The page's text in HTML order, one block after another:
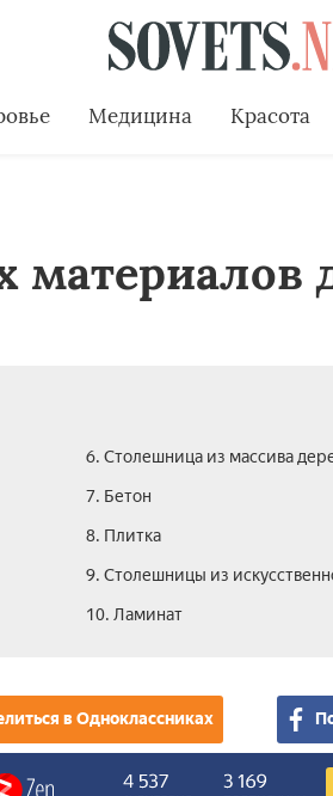
Медицина Красота
материалов
6. Столешница из массива
7. Бетон
8. Плитка
9. Столешницы из
10. Ламинат
в Одноклассниках